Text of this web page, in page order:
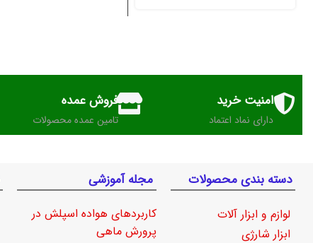
امنیت خرید
دارای نماد اعتماد
فروش عمده
تامین عمده محصولات
دسته بندی محصولات
لوازم و ابزار آلات
ابزار شارژی
مجله آموزشی
کاربردهای هواده اسپلش در
پرورش ماهی